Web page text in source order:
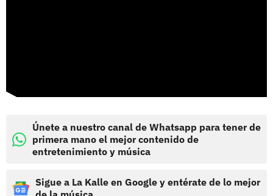
Únete a nuestro canal de Whatsapp para tener de
primera mano el mejor contenido de
entretenimiento y música
Sigue a La Kalle en Google y entérate de lo mejor